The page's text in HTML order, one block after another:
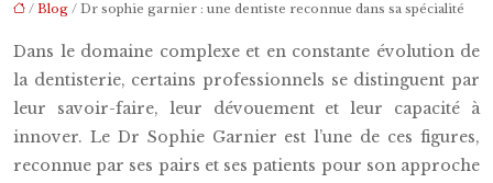
/ Blog / Dr sophie garnier : une dentiste reconnue dans sa spécialité
Dans le domaine complexe et en constante évolution de
la dentisterie, certains professionnels se distinguent par
leur savoir-faire, leur dévouement et leur capacité à
innover. Le Dr Sophie Garnier est l’une de ces figures,
reconnue par ses pairs et ses patients pour son approche